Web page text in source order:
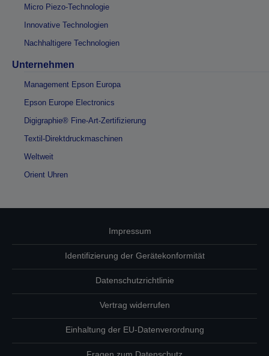
Micro Piezo-Technologie
Innovative Technologien
Nachhaltigere Technologien
Unternehmen
Management Epson Europa
Epson Europe Electronics
Digigraphie® Fine-Art-Zertifizierung
Textil-Direktdruckmaschinen
Weltweit
Orient Uhren
Impressum
Identifizierung der Gerätekonformität
Datenschutzrichtlinie
Vertrag widerrufen
Einhaltung der EU-Datenverordnung
Fragen zum Datenschutz